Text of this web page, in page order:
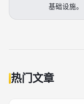
基础设施。
热门文章